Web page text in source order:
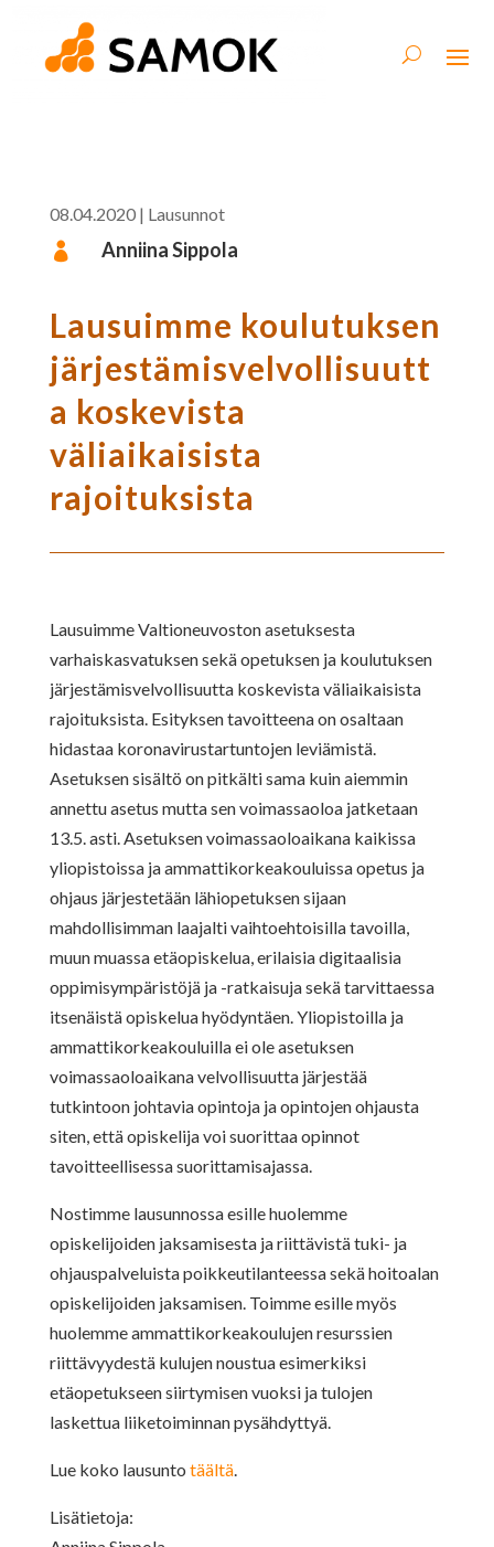
08.04.2020| Lausunnot
 Anniina Sippola
Lausuimme koulutuksen
järjestämisvelvollisuutt
a koskevista
väliaikaisista
rajoituksista
Lausuimme Valtioneuvoston asetuksesta
varhaiskasvatuksen sekä opetuksen ja koulutuksen
järjestämisvelvollisuutta koskevista väliaikaisista
rajoituksista. Esityksen tavoitteena on osaltaan
hidastaa koronavirustartuntojen leviämistä.
Asetuksen sisältö on pitkälti sama kuin aiemmin
annettu asetus mutta sen voimassaoloa jatketaan
13.5. asti. Asetuksen voimassaoloaikana kaikissa
yliopistoissa ja ammattikorkeakouluissa opetus ja
ohjaus järjestetään lähiopetuksen sijaan
mahdollisimman laajalti vaihtoehtoisilla tavoilla,
muun muassa etäopiskelua, erilaisia digitaalisia
oppimisympäristöjä ja -ratkaisuja sekä tarvittaessa
itsenäistä opiskelua hyödyntäen. Yliopistoilla ja
ammattikorkeakouluilla ei ole asetuksen
voimassaoloaikana velvollisuutta järjestää
tutkintoon johtavia opintoja ja opintojen ohjausta
siten, että opiskelija voi suorittaa opinnot
tavoitteellisessa suorittamisajassa.
Nostimme lausunnossa esille huolemme
opiskelijoiden jaksamisesta ja riittävistä tuki- ja
ohjauspalveluista poikkeutilanteessa sekä hoitoalan
opiskelijoiden jaksamisen. Toimme esille myös
huolemme ammattikorkeakoulujen resurssien
riittävyydestä kulujen noustua esimerkiksi
etäopetukseen siirtymisen vuoksi ja tulojen
laskettua liiketoiminnan pysähdyttyä.
Lue koko lausunto täältä.
Lisätietoja: